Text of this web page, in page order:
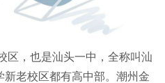
区，也是汕头一中，全称叫汕
老校区都有高中部。潮州金